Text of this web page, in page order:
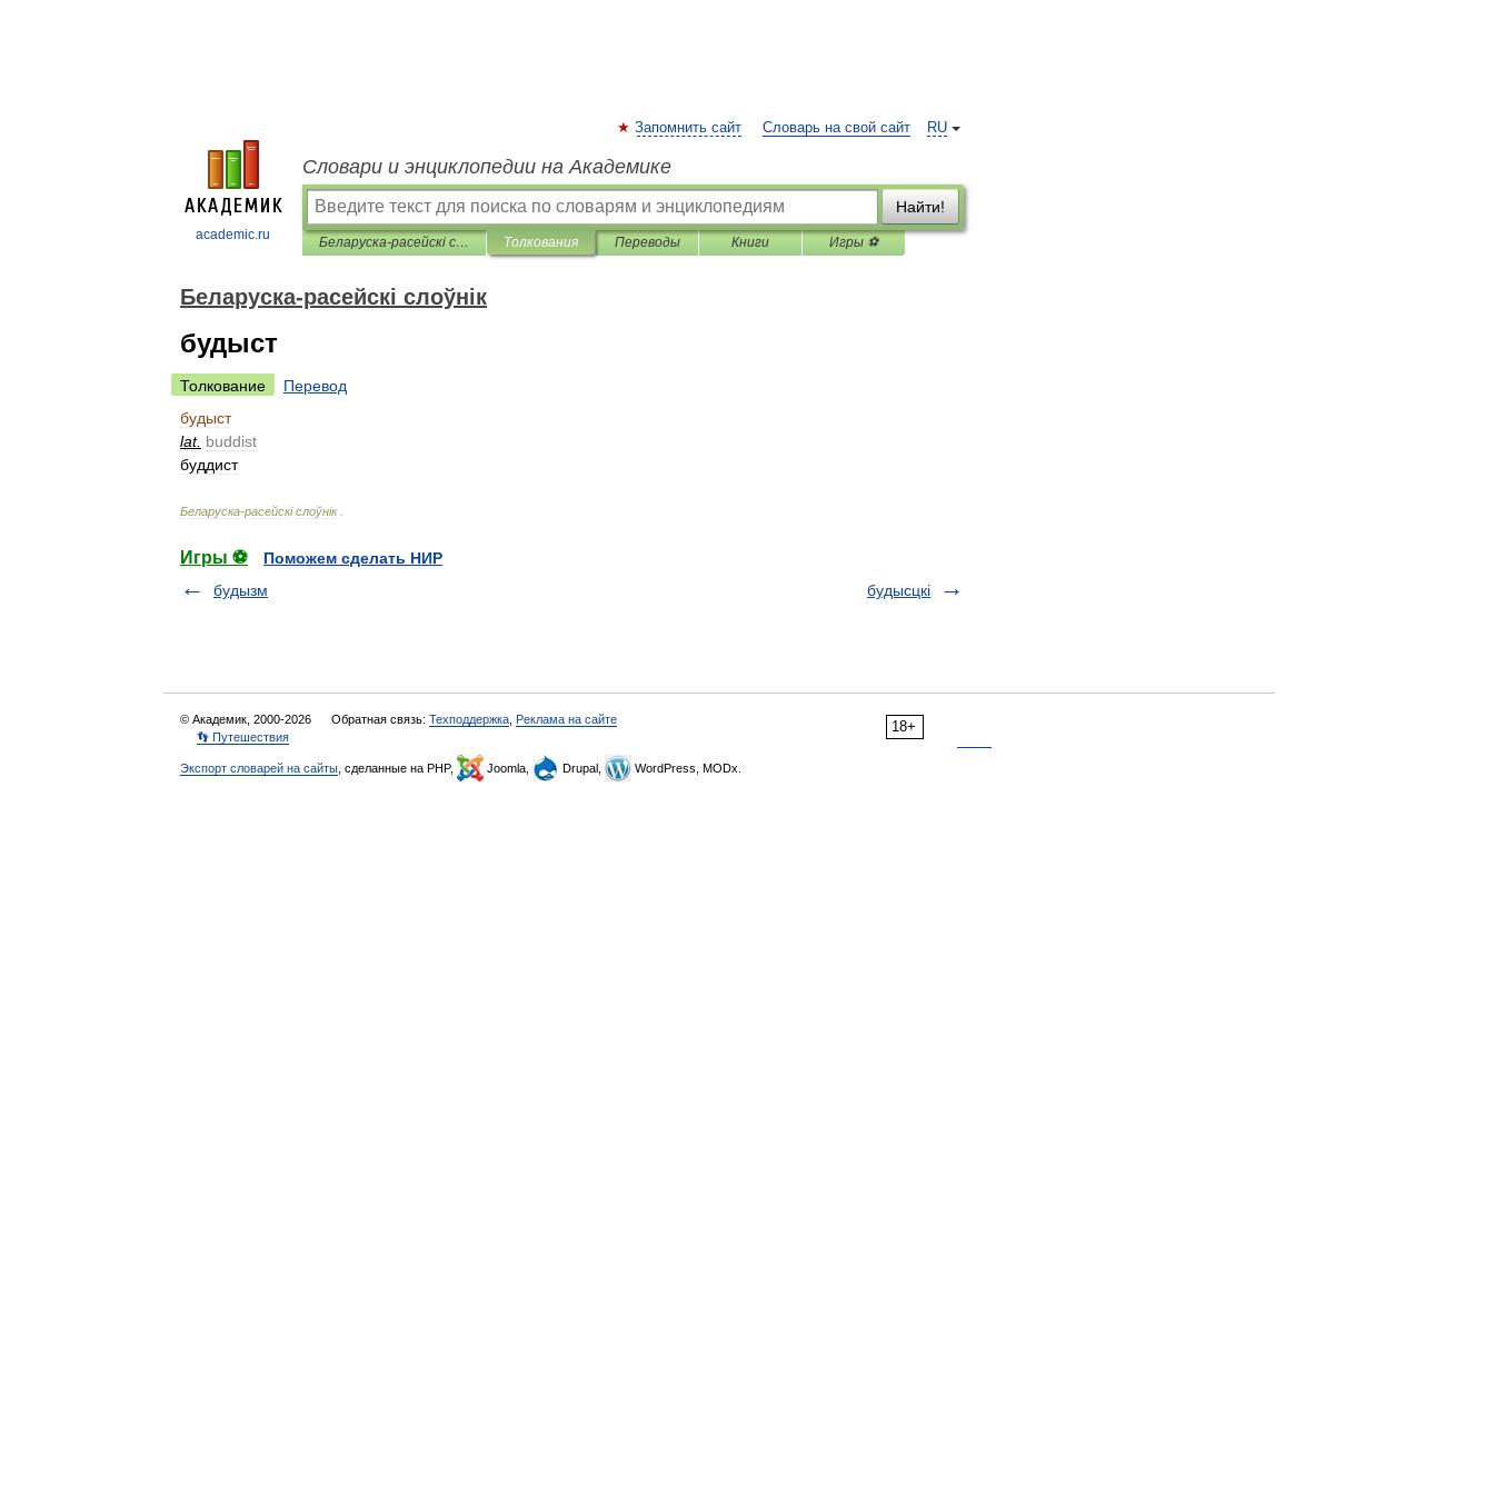
academic.ru
RU
Запомнить сайт Словарь на свой сайт
Словари и энциклопедии на Академике
Найти!
Беларуска-расейскі слоўнік Толкования Переводы Книги Игры ⚽
Беларуска-расейскі слоўнік
будыст
Толкование
Перевод
будыст
lat. buddist
буддист
Беларуска-расейскіслоўнік
Игры ⚽
Поможем сделать НИР
будызм
будысцкі
18+
© Академик, 2000-2026 Обратная связь: Техподдержка Реклама на сайте
👣 Путешествия
Экспорт словарей на сайты , сделанные на PHP, Joomla, Drupal, WordPress, MODx.